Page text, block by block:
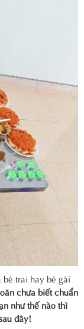
trai hay bé gái
chưa biết chuẩn
như thế nào thì
đây!